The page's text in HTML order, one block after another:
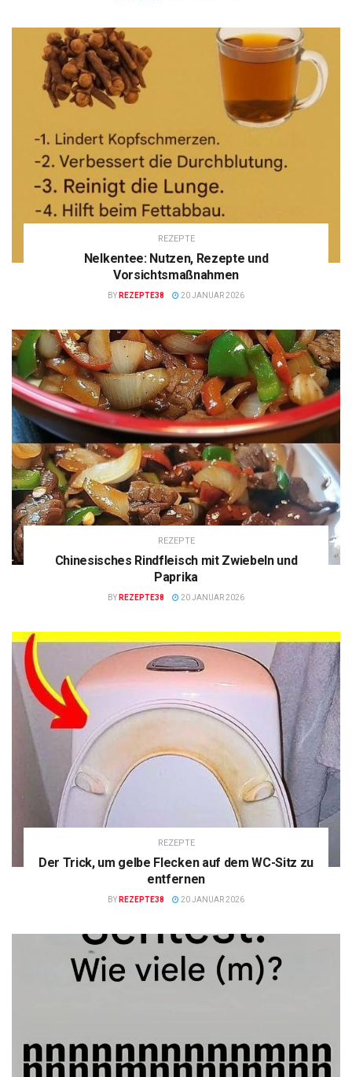
REZEPTE
Nelkentee: Nutzen, Rezepte und
Vorsichtsmaßnahmen
BY REZEPTE38 20 JANUAR 2026
REZEPTE
Chinesisches Rindfleisch mit Zwiebeln und
Paprika
BY REZEPTE38 20 JANUAR 2026
REZEPTE
Der Trick, um gelbe Flecken auf dem WC-Sitz zu
entfernen
BY REZEPTE38 20 JANUAR 2026